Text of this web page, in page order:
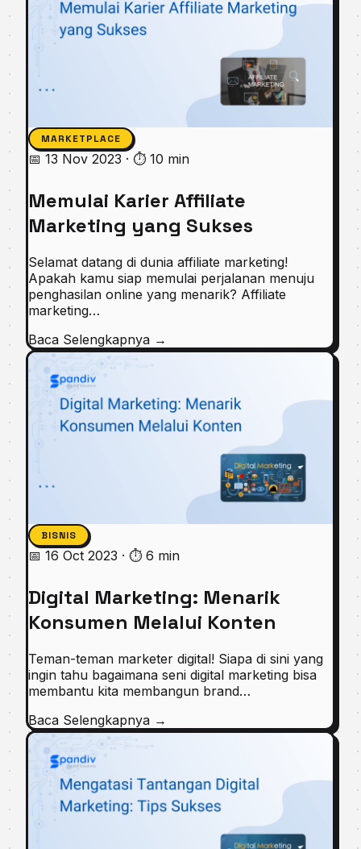
MARKETPLACE
📅 13 Nov 2023 · ⏱ 10 min
Memulai Karier Affiliate
Marketing yang Sukses
Selamat datang di dunia affiliate marketing!
Apakah kamu siap memulai perjalanan menuju
penghasilan online yang menarik? Affiliate
marketing…
Baca Selengkapnya →
BISNIS
📅 16 Oct 2023 · ⏱ 6 min
Digital Marketing: Menarik
Konsumen Melalui Konten
Teman-teman marketer digital! Siapa di sini yang
ingin tahu bagaimana seni digital marketing bisa
membantu kita membangun brand…
Baca Selengkapnya →